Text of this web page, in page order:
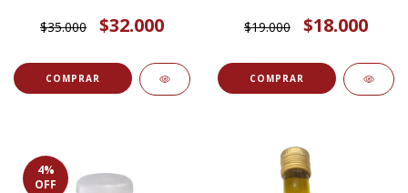
$35.000
$32.000
$19.000
$18.000
4%
OFF